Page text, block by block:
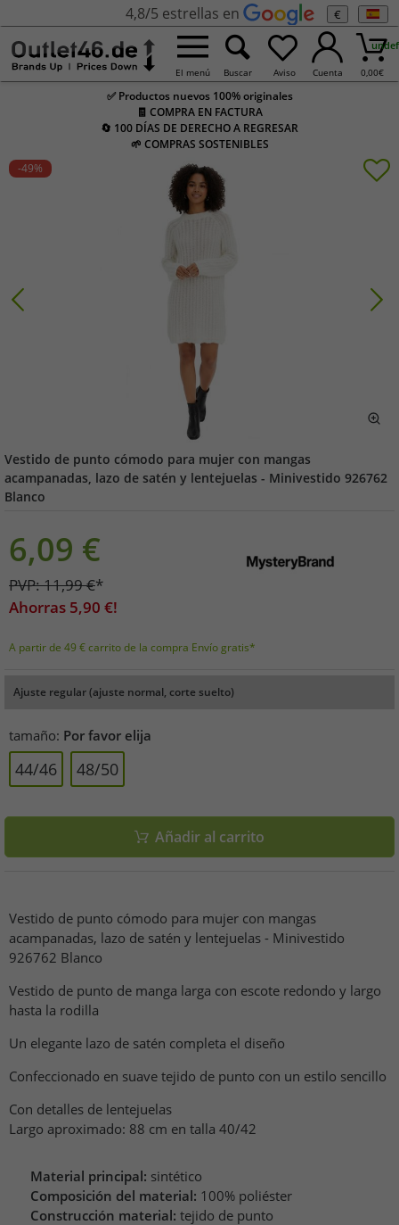
4,8/5 estrellas en €
El menú Buscar Aviso Cuenta 0,00€
✅ Productos nuevos 100% originales
🧾 COMPRA EN FACTURA
🔄 100 DÍAS DE DERECHO A REGRESAR
🌱 COMPRAS SOSTENIBLES
-49%
Vestido de punto cómodo para mujer con mangas
acampanadas, lazo de satén y lentejuelas - Minivestido 926762
Blanco
6,09 €
PVP:11,99€*
Ahorras 5,90 €!
A partir de 49 € carrito de la compra Envío gratis*
Ajuste regular (ajuste normal, corte suelto)
tamaño: Por favor elija
44/46 48/50
Añadir al carrito
Vestido de punto cómodo para mujer con mangas
acampanadas, lazo de satén y lentejuelas - Minivestido
926762 Blanco
Vestido de punto de manga larga con escote redondo y largo
hasta la rodilla
Un elegante lazo de satén completa el diseño
Confeccionado en suave tejido de punto con un estilo sencillo
Con detalles de lentejuelas
Largo aproximado: 88 cm en talla 40/42
Material principal: sintético
Composición del material: 100% poliéster
Construcción material: tejido de punto